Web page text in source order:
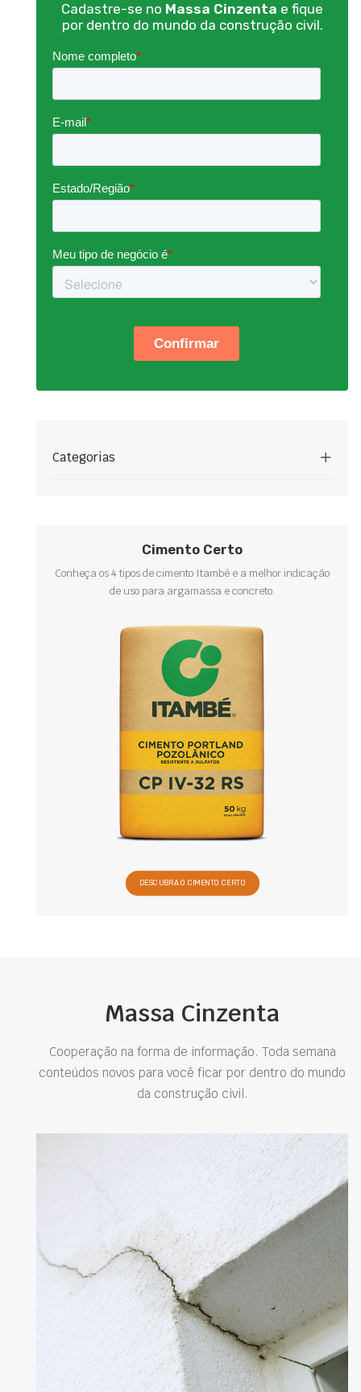
Cadastre-se no Massa Cinzenta e fique
por dentro do mundo da construção civil.
Categorias
Cimento Certo
Conheça os 4 tipos de cimento Itambé e a melhor indicação
de uso para argamassa e concreto.
DESCUBRA O CIMENTO CERTO
Massa Cinzenta
Cooperação na forma de informação. Toda semana
conteúdos novos para você ficar por dentro do mundo
da construção civil.